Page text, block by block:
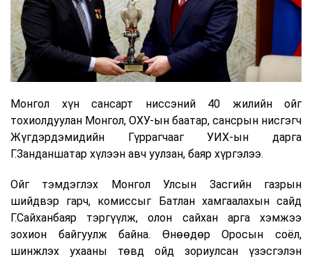
Монгол хүн сансарт ниссэний 40 жилийн ойг
тохиолдуулан Монгол, ОХУ-ын баатар, сансрын нисгэгч
Жүгдэрдэмидийн Гүррагчааг УИХ-ын дарга
Г.Занданшатар хүлээн авч уулзан, баяр хүргэлээ.
Ойг тэмдэглэх Монгол Улсын Засгийн газрын
шийдвэр гарч, комиссыг Батлан хамгаалахын сайд
Г.Сайханбаяр тэргүүлж, олон сайхан арга хэмжээ
зохион байгуулж байна. Өнөөдөр Оросын соёл,
шинжлэх ухааны төвд ойд зориулсан үзэсгэлэн